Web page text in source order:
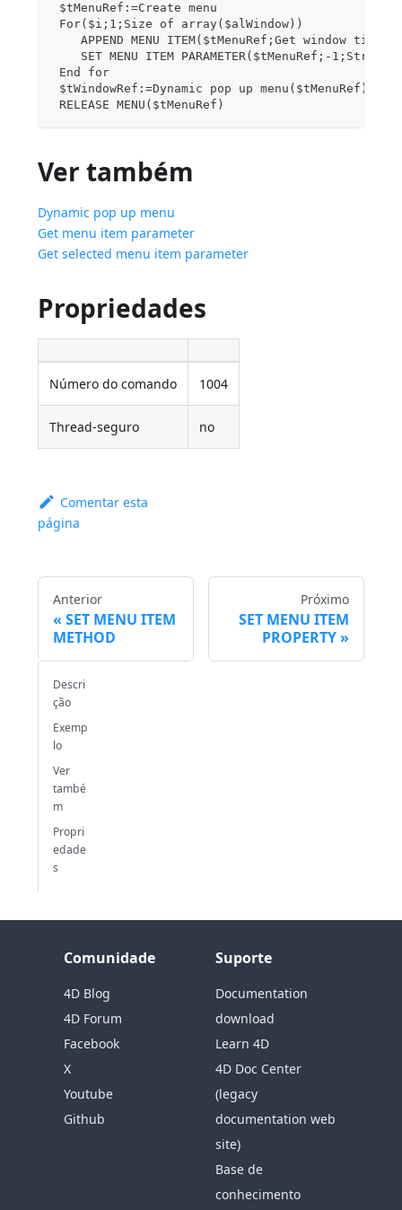
$tMenuRef:=Create menu
For($i;1;Size of array($alWindow))
APPEND MENU ITEM($tMenuRef;Get window
SET MENU ITEM PARAMETER($tMenuRef;-
End for
$tWindowRef:=Dynamic pop up menu($tMenuRef)
RELEASE MENU($tMenuRef)
Ver também
Dynamic pop up menu
Get menu item parameter
Get selected menu item parameter
Propriedades
Número do comando 1004
Thread-seguro no
Comentar esta
página
Anterior
SET MENU ITEM
METHOD
Próximo
SET MENU ITEM
PROPERTY
Descri
ção
Exemp
lo
Ver
també
m
Propri
edade
s
Comunidade
4D Blog
4D Forum
Facebook
X
Youtube
Github
Suporte
Documentation
download
Learn 4D
4D Doc Center
(legacy
documentation web
site)
Base de
conhecimento